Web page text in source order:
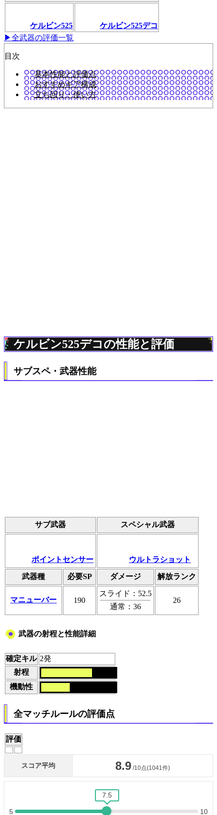
ケルビン525
ケルビン525デコ
▶全武器の評価一覧
目次
基本性能と評価点
おすすめギア構成
立ち回り・使い方
ケルビン525デコの性能と評価
サブスペ・武器性能
サブ武器 スペシャル武器
ポイントセンサー ウルトラショット
武器種 必要SP ダメージ 解放ランク
マニューバー 190
スライド：52.5
通常：36
26
武器の射程と性能詳細
確定キル 2発
射程
機動性
全マッチルールの評価点
評価